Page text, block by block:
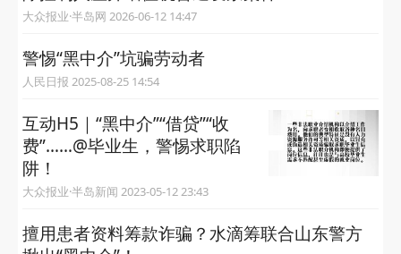
大众报业·半岛网 2026-06-12 14:47
警惕“黑中介”坑骗劳动者
人民日报 2025-08-25 14:54
互动H5｜“黑中介”“借贷”“收
费”……@毕业生，警惕求职陷
阱！
大众报业·半岛新闻 2023-05-12 23:43
擅用患者资料筹款诈骗？水滴筹联合山东警方